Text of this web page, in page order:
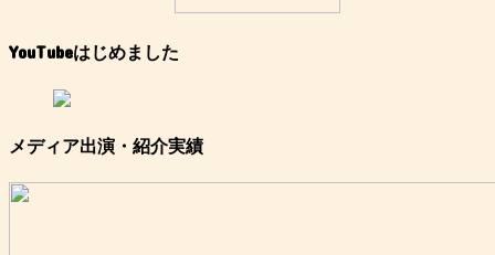
YouTubeはじめました
メディア出演・紹介実績